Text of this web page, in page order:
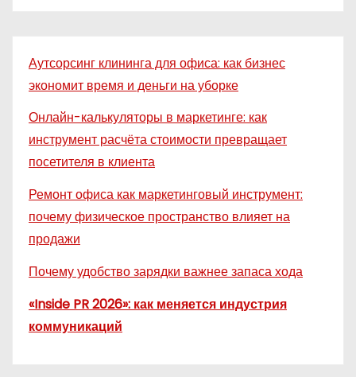
Аутсорсинг клининга для офиса: как бизнес
экономит время и деньги на уборке
Онлайн-калькуляторы в маркетинге: как
инструмент расчёта стоимости превращает
посетителя в клиента
Ремонт офиса как маркетинговый инструмент:
почему физическое пространство влияет на
продажи
Почему удобство зарядки важнее запаса хода
«Inside PR 2026»: как меняется индустрия
коммуникаций